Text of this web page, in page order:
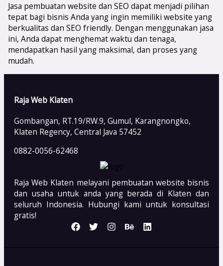
Jasa pembuatan website dan SEO dapat menjadi pilihan
tepat bagi bisnis Anda yang ingin memiliki website yang
berkualitas dan SEO friendly. Dengan menggunakan jasa
ini, Anda dapat menghemat waktu dan tenaga,
mendapatkan hasil yang maksimal, dan proses yang
mudah.
Raja Web Klaten
Gombangan, RT.19/RW.9, Gumul, Karangnongko,
Klaten Regency, Central Java 57452
0882-0056-62468
Raja Web Klaten melayani pembuatan website bisnis
dan usaha untuk anda yang berada di Klaten dan
seluruh Indonesia. Hubungi kami untuk konsultasi
gratis!